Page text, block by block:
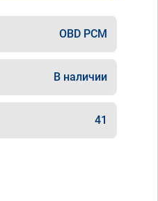
OBD PCM
В наличии
41